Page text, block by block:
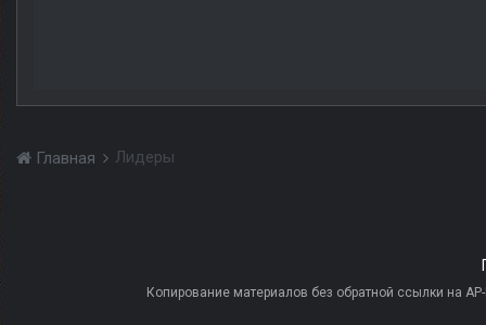
Главная Лидеры
Копирование материалов без обратной ссылки на